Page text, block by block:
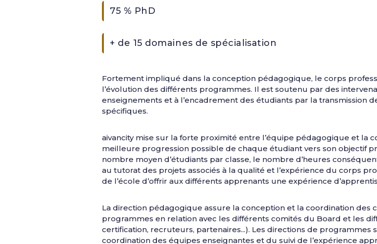
75 % PhD
+ de 15 domaines de spécialisation
Fortement impliqué dans la conception pédagogique, le corps
l’évolution des différents programmes. Il est soutenu par des
enseignements et à l’encadrement des étudiants par la transmission
spécifiques.
aivancity mise sur la forte proximité entre l’équipe pédagogique et la
meilleure progression possible de chaque étudiant vers son objectif
nombre moyen d’étudiants par classe, le nombre d’heures
au tutorat des projets associés à la qualité et l’expérience du corps
de l’école d’offrir aux différents apprenants une expérience
La direction pédagogique assure la conception et la coordination des
programmes en relation avec les différents comités du Board et les
certification, recruteurs, partenaires...). Les directions de
coordination des équipes enseignantes et du suivi de l’expérience